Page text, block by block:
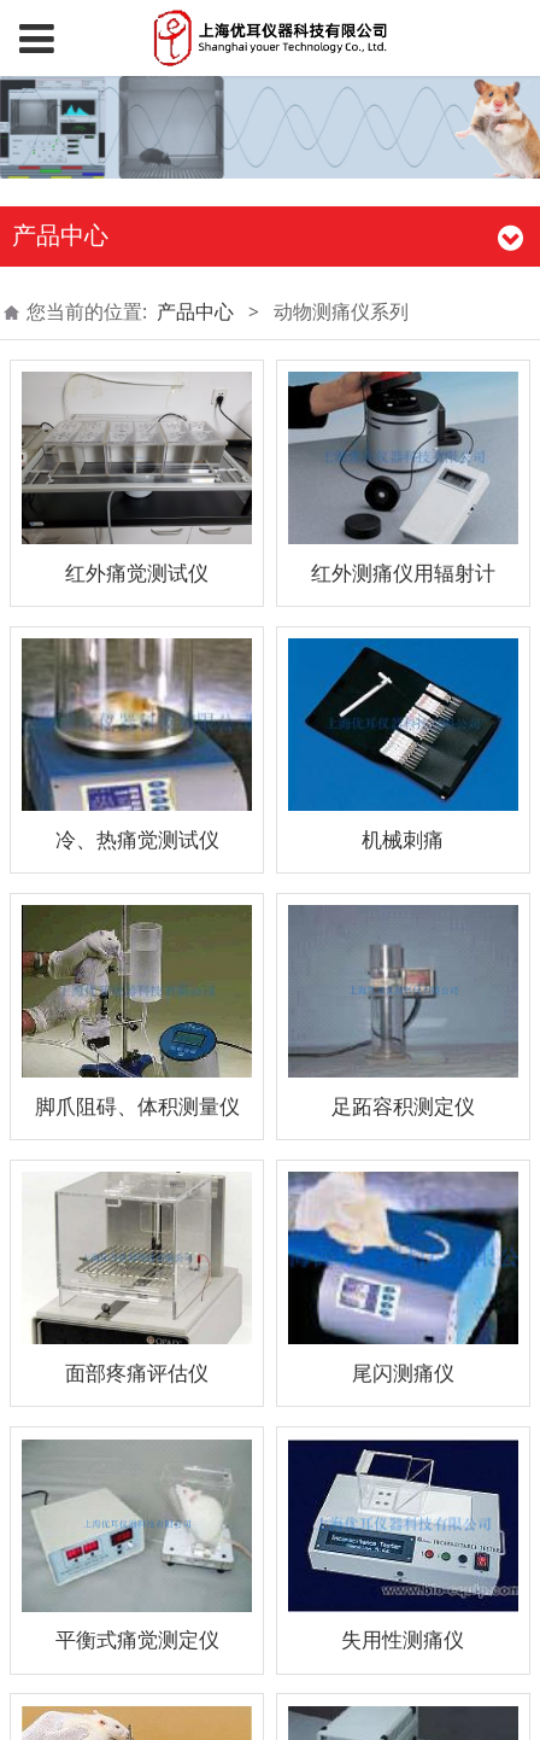
产品中心
您当前的位置: 产品中心 > 动物测痛仪系列
红外痛觉测试仪 红外测痛仪用辐射计
冷、热痛觉测试仪 机械刺痛
脚爪阻碍、体积测量仪 足跖容积测定仪
面部疼痛评估仪 尾闪测痛仪
平衡式痛觉测定仪 失用性测痛仪